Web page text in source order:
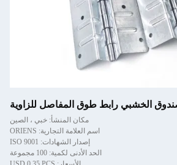
الخشبي رابط طوق المفاصل للزاوية
مكان المنشأ: خبي ، الصين
اسم العلامة التجارية: ORIENS
إصدار الشهادات: ISO 9001
الحد الأدنى لكمية: 100 مجموعة